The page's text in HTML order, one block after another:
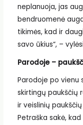
neplanuoja, jas
bendruomenė
tikimės, kad ir
savo ūkius“, –
Parodoje –
Parodoje po
skirtingų paukščių
ir veislinių
Petraška sakė,